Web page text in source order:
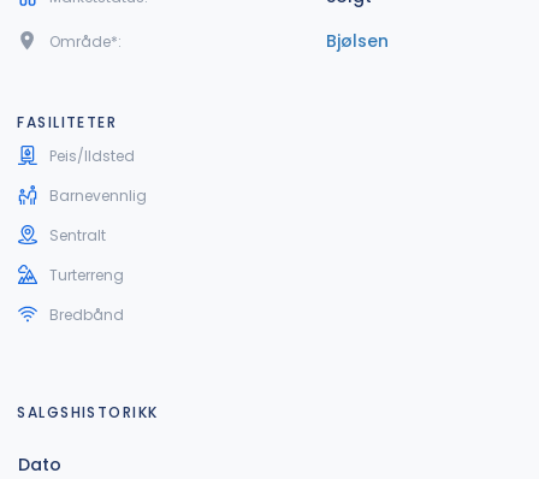
Område*: Bjølsen
FASILITETER
Peis/Ildsted
Barnevennlig
Sentralt
Turterreng
Bredbånd
SALGSHISTORIKK
Dato